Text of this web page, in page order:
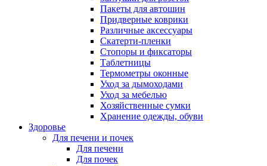
Пакеты для автошин
Придверные коврики
Различные аксессуары
Скатерти-пленки
Стопоры и фиксаторы
Таблетницы
Термометры оконные
Уход за дымоходами
Уход за мебелью
Хозяйственные сумки
Хранение одежды, обуви
Здоровье
Для печени и почек
Для печени
Для почек